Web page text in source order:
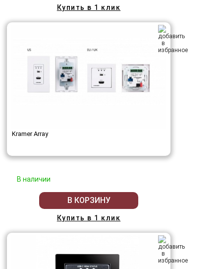
Купить в 1 клик
Kramer Array
В наличии
В КОРЗИНУ
Купить в 1 клик